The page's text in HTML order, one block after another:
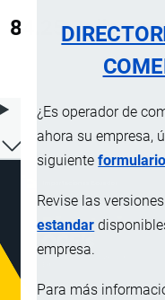
¿Es operador de
ahora su empresa,
siguiente
Revise las
estandar
empresa.
Para más
84.25